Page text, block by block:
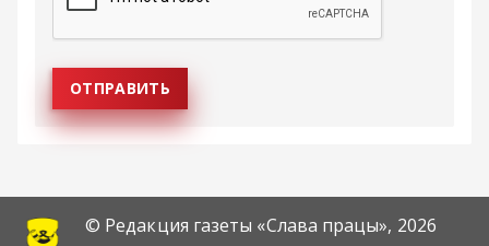
© Редакция газеты «Слава працы», 2026